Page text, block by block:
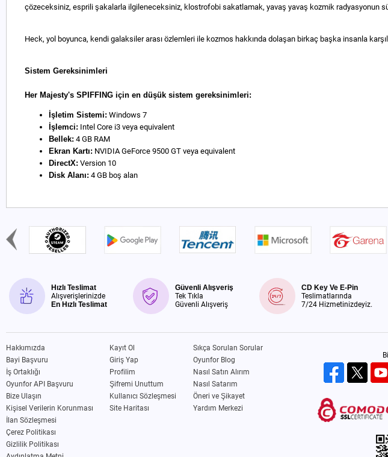
çözeceksiniz, esprili şakalarla ilgileneceksiniz, klostrofobi sakatlamak, yavaş yavaş kozmik radyasyonun
Heck, yol boyunca, kendi galaksiler arası özlemleri ile kozmos hakkında dolaşan birkaç başka insanla
Sistem Gereksinimleri
Her Majesty's SPIFFING için en düşük sistem gereksinimleri:
İşletim Sistemi: Windows 7
İşlemci: Intel Core i3 veya equivalent
Bellek: 4 GB RAM
Ekran Kartı: NVIDIA GeForce 9500 GT veya equivalent
DirectX: Version 10
Disk Alanı: 4 GB boş alan
Hızlı Teslimat
Alışverişlerinizde
En Hızlı Teslimat
Güvenli Alışveriş
Tek Tıkla
Güvenli Alışveriş
CD Key Ve E-Pin
Teslimatlarında
7/24 Hizmetinizdeyiz.
Hakkımızda
Bayi Başvuru
İş Ortaklığı
Oyunfor API Başvuru
Bize Ulaşın
Kişisel Verilerin Korunması
İlan Sözleşmesi
Çerez Politikası
Gizlilik Politikası
Kayıt Ol
Giriş Yap
Profilim
Şifremi Unuttum
Kullanıcı Sözleşmesi
Site Haritası
Sıkça Sorulan Sorular
Oyunfor Blog
Nasıl Satın Alırım
Nasıl Satarım
Öneri ve Şikayet
Yardım Merkezi